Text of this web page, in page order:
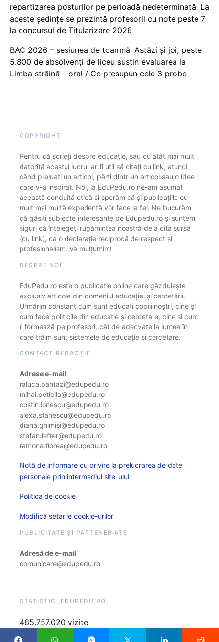
repartizarea posturilor pe perioadă nedeterminată. La
aceste ședințe se prezintă profesorii cu note peste 7
la concursul de Titularizare 2026
BAC 2026 – sesiunea de toamnă. Astăzi și joi, peste
5.800 de absolvenți de liceu susțin evaluarea la
Limba străină – oral / Ce presupun cele 3 probe
COPYRIGHT
Pentru că scrieți despre educație, sau cu atât mai mult
datorită acestui lucru, ar fi util să citați cu link, atunci
când preluați un articol, părți dintr-un articol sau o idee
care v-a inspirat. Noi, la EduPedu.ro ne-am asumat
această conduită etică și sperăm că și publicațiile cu
mult mai multă experiență vor face la fel. Ne bucurăm
că găsiți subiecte interesante pe Edupedu.ro și suntem
siguri că înțelegeți rugămintea noastră de a cita sursa
(cu link), ca o declarație reciprocă de respect și
profesionalism. Vă mulțumim!
DESPRE NOI
EduPedu.ro este o publicație online care găzduiește
exclusiv articole din domeniul educației și cercetării.
Urmărim constant cum sunt educați copiii noștri, cine și
cum face politicile din educație și cercetare, cine și cum
îi formează pe profesori, cât de adecvate la lumea în
care trăim sunt sistemele de educație și cercetare.
CONTACT REDACȚIE
Adrese e-mail
raluca.pantazi@edupedu.ro
mihai.peticila@edupedu.ro
costin.ionescu@edupedu.ro
alexa.stanescu@edupedu.ro
diana.ghimisi@edupedu.ro
stefan.lefter@edupedu.ro
ramona.florea@edupedu.ro
Notă de informare cu privire la prelucrarea de date
personale prin intermediul site-ului
Politica de cookie
Modifică setarile cookie-urilor
PUBLICITATE ȘI PARTENERIATE
Adresă de e-mail
comunicare@edupedu.ro
STATISTICI EDUPEDU.RO
465.757.020 vizite